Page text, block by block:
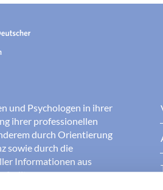
und Psychologen in ihrer
ihrer professionellen
durch Orientierung
sowie durch die
Informationen aus